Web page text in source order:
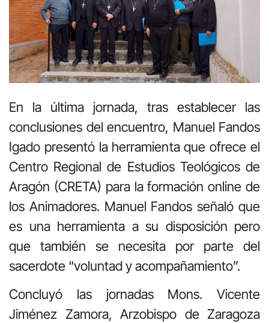
En la última jornada, tras establecer las
conclusiones del encuentro, Manuel Fandos
Igado presentó la herramienta que ofrece el
Centro Regional de Estudios Teológicos de
Aragón (CRETA) para la formación online de
los Animadores. Manuel Fandos señaló que
es una herramienta a su disposición pero
que también se necesita por parte del
sacerdote “voluntad y acompañamiento”.
Concluyó las jornadas Mons. Vicente
Jiménez Zamora, Arzobispo de Zaragoza